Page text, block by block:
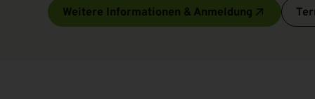
Weitere Informationen & Anmeldung